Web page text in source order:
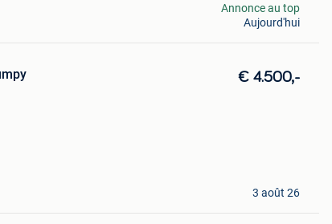
Annonce au top
Aujourd'hui
€ 4.500,-
3 août 26